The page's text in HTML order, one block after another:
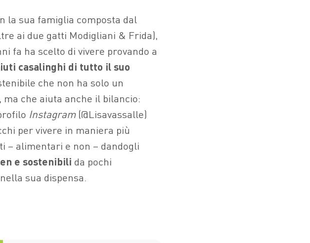
la sua famiglia composta dal
ai due gatti Modigliani & Frida),
fa ha scelto di vivere provando a
casalinghi di tutto il suo
che non ha solo un
che aiuta anche il bilancio:
Instagram(@Lisavassalle)
per vivere in maniera più
– alimentari e non – dandogli
e sostenibili da pochi
sua dispensa.